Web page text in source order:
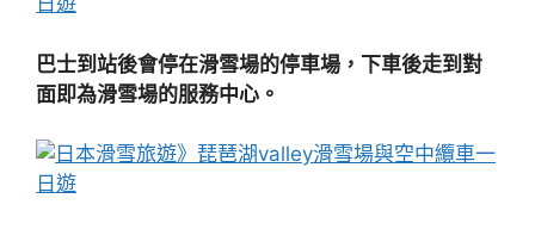
巴士到站後會停在滑雪場的停車場，下車後走到對
面即為滑雪場的服務中心。